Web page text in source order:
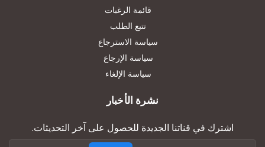
قائمة الرغبات
تتبع الطلب
سياسة الاسترجاع
سياسة الإرجاع
سياسة الإلغاء
نشرة الأخبار
اشترك في قناتنا الجديدة للحصول على آخر التحديثات.